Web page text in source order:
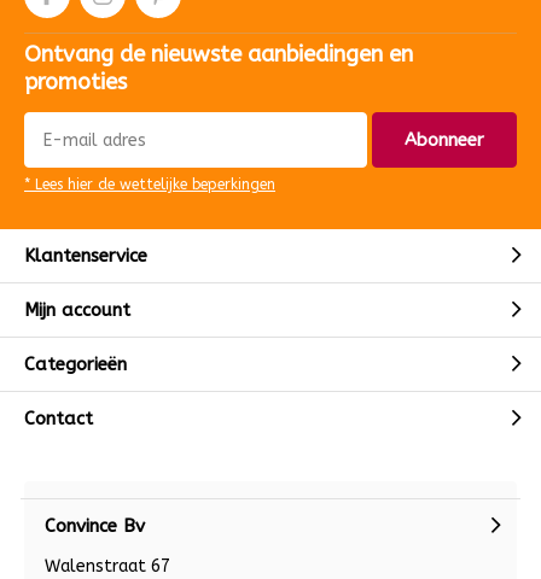
Ontvang de nieuwste aanbiedingen en
promoties
Abonneer
* Lees hier de wettelijke beperkingen
Klantenservice
Mijn account
Categorieën
Contact
Convince Bv
Walenstraat 67